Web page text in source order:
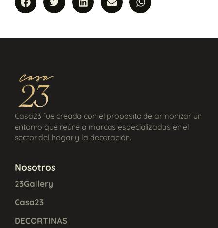
Casa23 fue creada con el propósito de armonizar un
entorno que reúne a marcas especializadas en el
sector del hogar y la decoración.
Nosotros
23Gallery
Casa23
DECORTINAS